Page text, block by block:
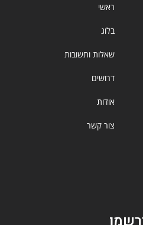
ראשי
בלוג
שאלות ותשובות
דרושים
אודות
צור קשר